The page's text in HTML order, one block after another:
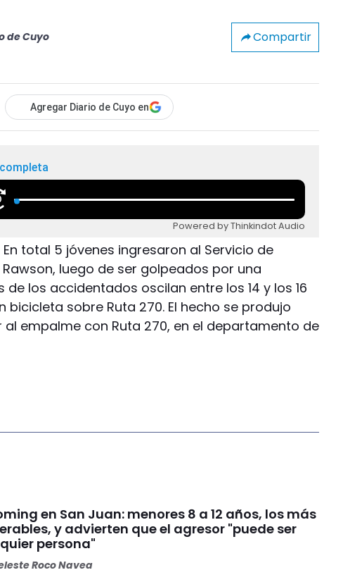
de Cuyo Compartir
Agregar Diario de Cuyo en
Powered by Thinkindot Audio
total 5 jóvenes ingresaron al Servicio de
luego de ser golpeados por una
de los accidentados oscilan entre los 14 y los 16
bicicleta sobre Ruta 270. El hecho se produjo
empalme con Ruta 270, en el departamento de
en San Juan: menores 8 a 12 años, los más
y advierten que el agresor "puede ser
persona"
Roco Navea